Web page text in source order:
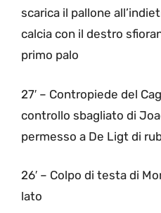
scarica il pallone
calcia con il destro
primo palo
27′ – Contropiede del
controllo sbagliato di
permesso a De Ligt di
26′ – Colpo di testa di
lato